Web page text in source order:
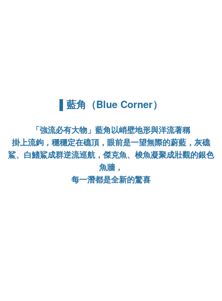
▌藍角（Blue Corner）
「強流必有大物」藍角以峭壁地形與洋流著稱
掛上流鉤，穩穩定在礁頂，眼前是一望無際的蔚藍，灰礁
鯊、白鰭鯊成群逆流巡航，傑克魚、梭魚凝聚成壯觀的銀色
魚牆，
每一潛都是全新的驚喜